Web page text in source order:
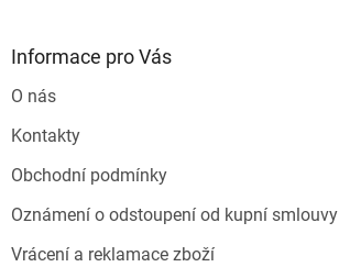
Informace pro Vás
O nás
Kontakty
Obchodní podmínky
Oznámení o odstoupení od kupní smlouvy
Vrácení a reklamace zboží